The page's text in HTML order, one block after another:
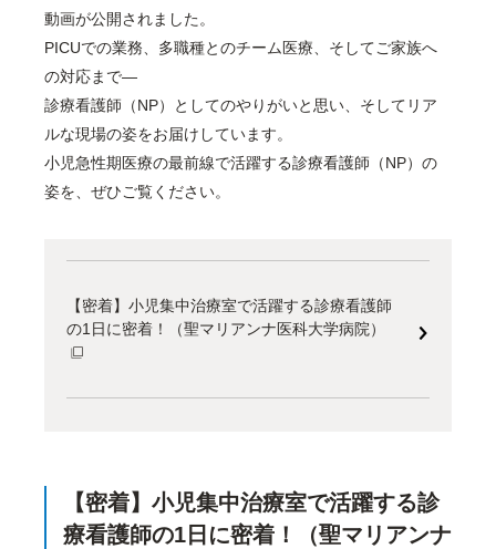
動画が公開されました。
PICUでの業務、多職種とのチーム医療、そしてご家族へ
の対応まで―
診療看護師（NP）としてのやりがいと思い、そしてリア
ルな現場の姿をお届けしています。
小児急性期医療の最前線で活躍する診療看護師（NP）の
姿を、ぜひご覧ください。
【密着】小児集中治療室で活躍する診療看護師
の1日に密着！（聖マリアンナ医科大学病院）
【密着】小児集中治療室で活躍する診
療看護師の1日に密着！（聖マリアンナ